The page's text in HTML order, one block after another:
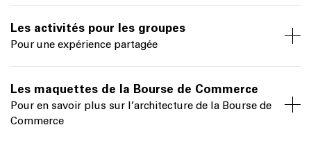
Les activités pour les groupes
Pour une expérience partagée
Les maquettes de la Bourse de Commerce
Pour en savoir plus sur l’architecture de la Bourse de
Commerce